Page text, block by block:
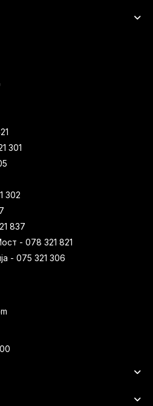
301
302
837
- 078 321 821
- 075 321 306